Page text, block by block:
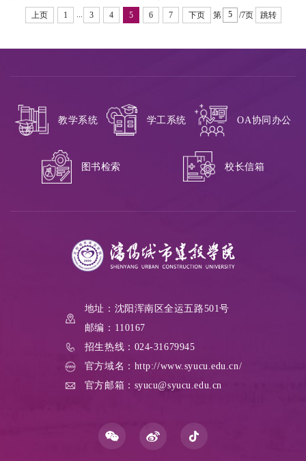
上页 1 3 4 5 6 7 下页 第 /7页 跳转
教学系统 学工系统 OA协同办公
图书检索 校长信箱
地址：沈阳浑南区全运五路501号
邮编：110167
招生热线：024-31679945
官方域名：http://www.syucu.edu.cn/
官方邮箱：syucu@syucu.edu.cn